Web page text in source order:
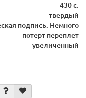
430 с.
твердый
подпись. Немного
потерт переплет
увеличенный